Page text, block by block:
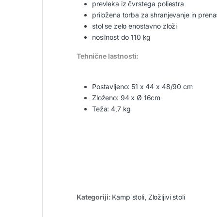
prevleka iz čvrstega poliestra
priložena torba za shranjevanje in
stol se zelo enostavno zloži
nosilnost do 110 kg
Tehnične lastnosti:
Postavljeno: 51 x 44 x 48/90 cm
Zloženo: 94 x Ø 16cm
Teža: 4,7 kg
Kategoriji: Kamp stoli, Zložljivi stoli